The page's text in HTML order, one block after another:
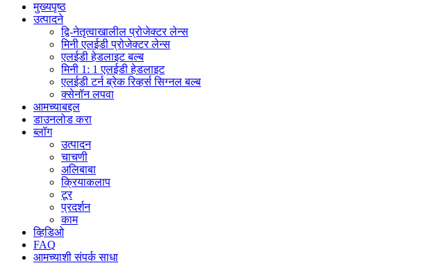
मुख्यपृष्ठ
उत्पादने
द्वि-नेतृत्वाखालील प्रोजेक्टर लेन्स
मिनी एलईडी प्रोजेक्टर लेन्स
एलईडी हेडलाइट बल्ब
मिनी 1: 1 एलईडी हेडलाइट
एलईडी टर्न ब्रेक रिव्हर्स सिग्नल बल्ब
क्सेनॉन लपवा
आमच्याबद्दल
डाउनलोड करा
ब्लॉग
उत्पादन
चाचणी
अलिबाबा
क्रियाकलाप
टूर
प्रदर्शन
काम
व्हिडिओ
FAQ
आमच्याशी संपर्क साधा